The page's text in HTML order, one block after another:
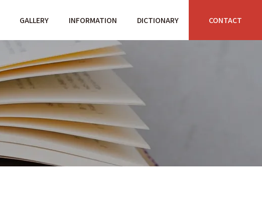
GALLERY INFORMATION DICTIONARY CONTACT